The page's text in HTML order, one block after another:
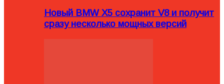
Новый BMW X5 сохранит V8 и получит
сразу несколько мощных версий